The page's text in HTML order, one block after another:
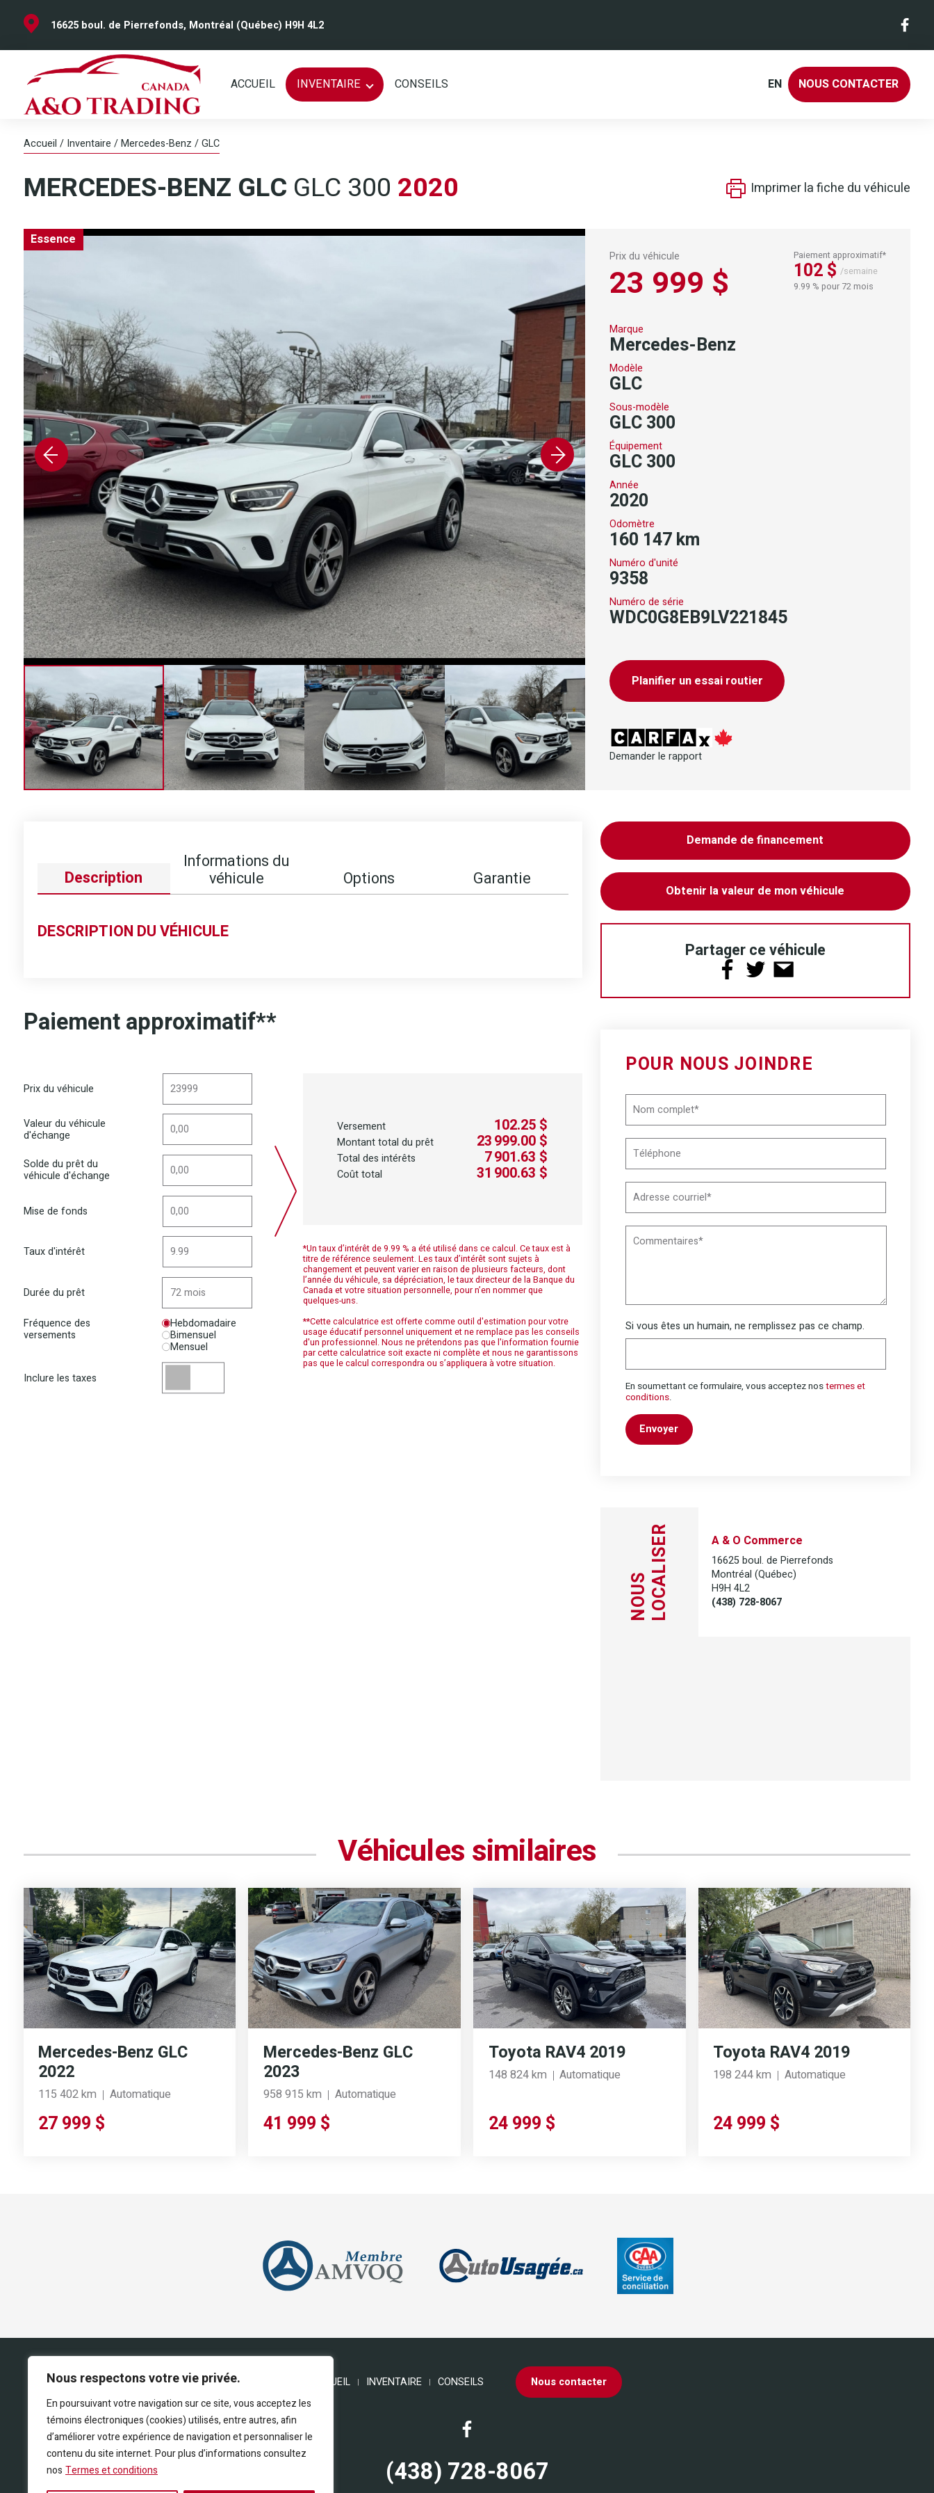
Nous respectons votre vie privée.
En poursuivant votre navigation sur ce site, vous acceptez les
témoins électroniques (cookies) utilisés, entre autres, afin
d’améliorer votre expérience de navigation et personnaliser le
contenu du site internet. Pour plus d’informations consultez
nos Termes et conditions
16625 boul. de Pierrefonds, Montréal (Québec) H9H 4L2
ACCUEIL INVENTAIRE CONSEILS EN NOUS CONTACTER
Accueil / Inventaire / Mercedes-Benz / GLC
MERCEDES-BENZ GLC GLC 300 2020 Imprimer la fiche du véhicule
Essence
Prix du véhicule
23 999 $
Paiement approximatif*
102 $ /semaine
9.99 % pour 72 mois
Marque
Mercedes-Benz
Modèle
GLC
Sous-modèle
GLC 300
Équipement
GLC 300
Année
2020
Odomètre
160 147 km
Numéro d'unité
9358
Numéro de série
WDC0G8EB9LV221845
Planifier un essai routier
Demander le rapport
Description
Informations du
véhicule Options Garantie
DESCRIPTION DU VÉHICULE
Paiement approximatif**
Prix du véhicule
Valeur du véhicule
d'échange
Solde du prêt du
véhicule d'échange
Mise de fonds
Taux d'intérêt
Durée du prêt
Fréquence des
versements
Hebdomadaire
Bimensuel
Mensuel
Inclure les taxes
Versement 102.25 $
Montant total du prêt 23 999.00 $
Total des intérêts 7 901.63 $
Coût total 31 900.63 $
*Un taux d’intérêt de 9.99 % a été utilisé dans ce calcul. Ce taux est à
titre de référence seulement. Les taux d’intérêt sont sujets à
changement et peuvent varier en raison de plusieurs facteurs, dont
l’année du véhicule, sa dépréciation, le taux directeur de la Banque du
Canada et votre situation personnelle, pour n’en nommer que
quelques-uns.
**Cette calculatrice est offerte comme outil d'estimation pour votre
usage éducatif personnel uniquement et ne remplace pas les conseils
d'un professionnel. Nous ne prétendons pas que l'information fournie
par cette calculatrice soit exacte ni complète et nous ne garantissons
pas que le calcul correspondra ou s’appliquera à votre situation.
Demande de financement
Obtenir la valeur de mon véhicule
Partager ce véhicule
POUR NOUS JOINDRE
Si vous êtes un humain, ne remplissez pas ce champ.
En soumettant ce formulaire, vous acceptez nostermes et
conditions.
Envoyer
NOUSLOCALISER A & O Commerce
16625 boul. de Pierrefonds
Montréal (Québec)
H9H 4L2
(438) 728-8067
Véhicules similaires
Mercedes-Benz GLC
2022
115 402 km Automatique
27 999 $
Mercedes-Benz GLC
2023
958 915 km Automatique
41 999 $
Toyota RAV4 2019
148 824 km Automatique
24 999 $
Toyota RAV4 2019
198 244 km Automatique
24 999 $
ACCUEIL INVENTAIRE CONSEILS Nous contacter
(438) 728-8067